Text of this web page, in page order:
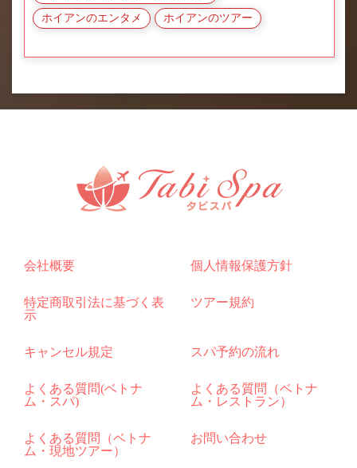
ホイアンのエンタメ ホイアンのツアー
会社概要 個人情報保護方針
特定商取引法に基づく表
示
ツアー規約
キャンセル規定 スパ予約の流れ
よくある質問(ベトナ
ム・スパ)
よくある質問（ベトナ
ム・レストラン）
よくある質問（ベトナ
ム・現地ツアー）
お問い合わせ